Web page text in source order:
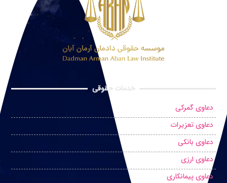
خدمات حقوقی
دعاوی گمرکی
دعاوی تعزیرات
دعاوی بانکی
دعاوی ارزی
دعاوی پیمانکاری